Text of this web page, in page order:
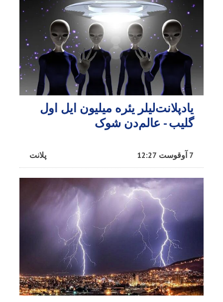
یادپلانت‌لیلر یئره میلیون ایل اول
گلیب - عالم‌دن شوک
پلانت 7 آوقوست 12:27